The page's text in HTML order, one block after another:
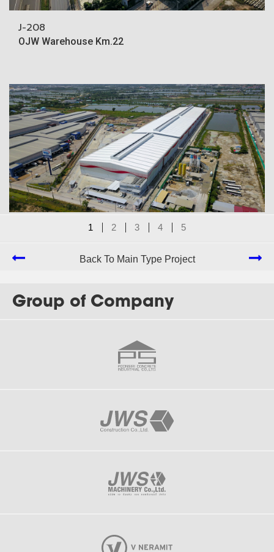
J-208
OJW Warehouse Km.22
Jasper Bangplee
Electrolux, One Rayong Plant (ORP)
1 2 3 4 5
Back To Main Type Project
Group of Company